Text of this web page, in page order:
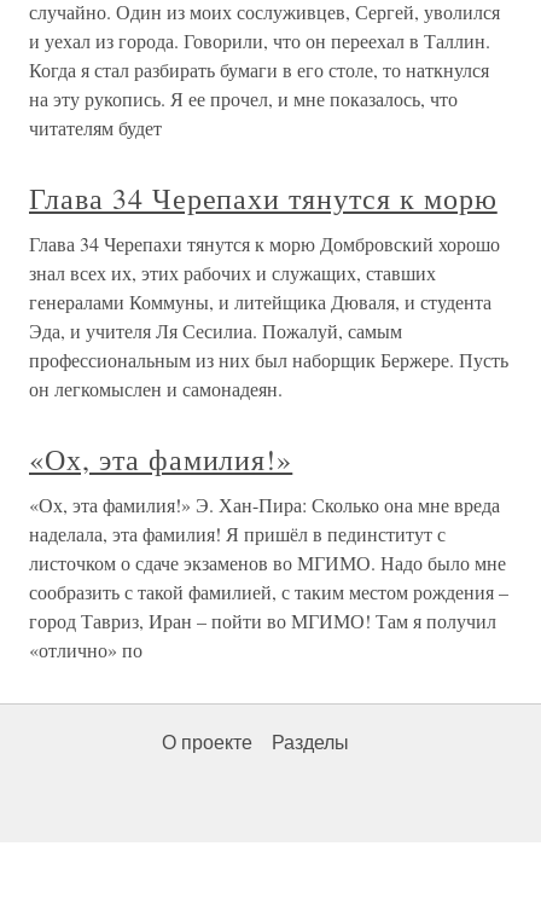
случайно. Один из моих сослуживцев, Сергей, уволился
и уехал из города. Говорили, что он переехал в Таллин.
Когда я стал разбирать бумаги в его столе, то наткнулся
на эту рукопись. Я ее прочел, и мне показалось, что
читателям будет
Глава 34 Черепахи тянутся к морю
Глава 34 Черепахи тянутся к морю Домбровский хорошо
знал всех их, этих рабочих и служащих, ставших
генералами Коммуны, и литейщика Дюваля, и студента
Эда, и учителя Ля Сесилиа. Пожалуй, самым
профессиональным из них был наборщик Бержере. Пусть
он легкомыслен и самонадеян.
«Ох, эта фамилия!»
«Ох, эта фамилия!» Э. Хан-Пира: Сколько она мне вреда
наделала, эта фамилия! Я пришёл в пединститут с
листочком о сдаче экзаменов во МГИМО. Надо было мне
сообразить с такой фамилией, с таким местом рождения –
город Тавриз, Иран – пойти во МГИМО! Там я получил
«отлично» по
О проекте Разделы